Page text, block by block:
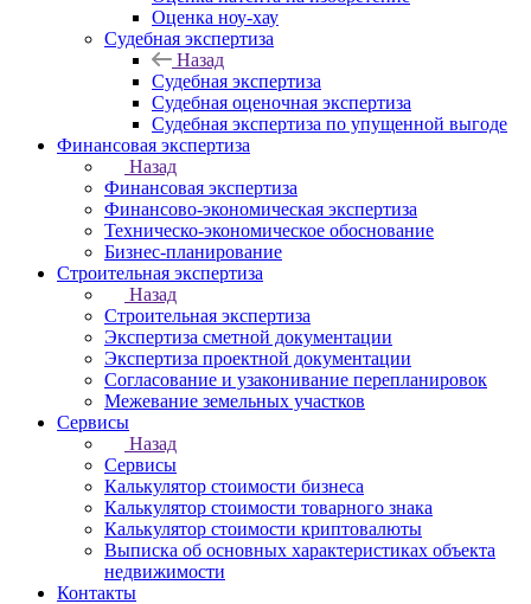
Оценка ноу-хау
Судебная экспертиза
Назад
Судебная экспертиза
Судебная оценочная экспертиза
Судебная экспертиза по упущенной выгоде
Финансовая экспертиза
Назад
Финансовая экспертиза
Финансово-экономическая экспертиза
Техническо-экономическое обоснование
Бизнес-планирование
Строительная экспертиза
Назад
Строительная экспертиза
Экспертиза сметной документации
Экспертиза проектной документации
Согласование и узаконивание перепланировок
Межевание земельных участков
Сервисы
Назад
Сервисы
Калькулятор стоимости бизнеса
Калькулятор стоимости товарного знака
Калькулятор стоимости криптовалюты
Выписка об основных характеристиках объекта
недвижимости
Контакты